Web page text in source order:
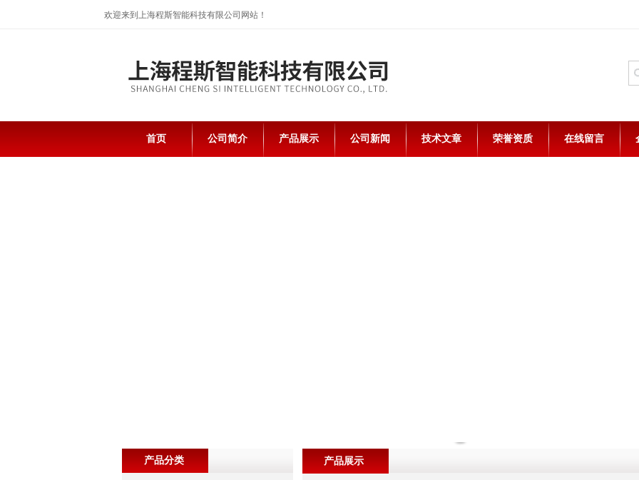
欢迎来到上海程斯智能科技有限公司网站！
首页 公司简介 产品展示 公司新闻 技术文章 荣誉资质 在线留言
产品展示
产品分类